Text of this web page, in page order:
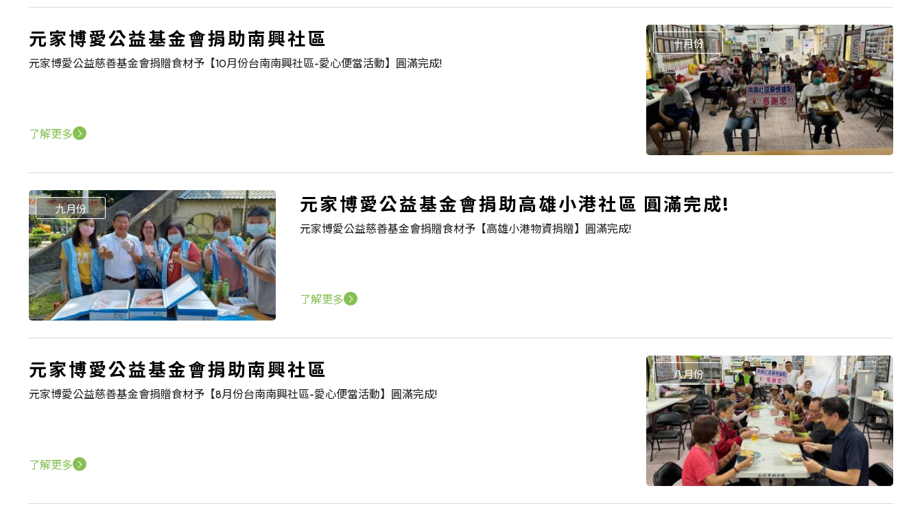
十月份
元家博愛公益基金會捐助南興社區
元家博愛公益慈善基金會捐贈食材予【10月份台南南興社區-愛心便當活動】圓滿完成!
了解更多
九月份 元家博愛公益基金會捐助高雄小港社區 圓滿完成!
元家博愛公益慈善基金會捐贈食材予【高雄小港物資捐贈】圓滿完成!
了解更多
八月份
元家博愛公益基金會捐助南興社區
元家博愛公益慈善基金會捐贈食材予【8月份台南南興社區-愛心便當活動】圓滿完成!
了解更多